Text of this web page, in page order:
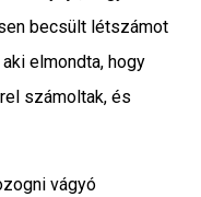
becsült létszámot
elmondta, hogy
számoltak, és
vágyó